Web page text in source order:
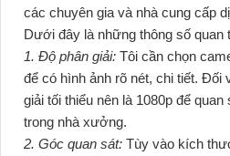
các chuyên gia và nhà cung cấp
Dưới đây là những thông số quan
1. Độ phân giải: Tôi cần chọn
để có hình ảnh rõ nét, chi tiết. Đối
giải tối thiểu nên là 1080p để
trong nhà xưởng.
2. Góc quan sát: Tùy vào kích